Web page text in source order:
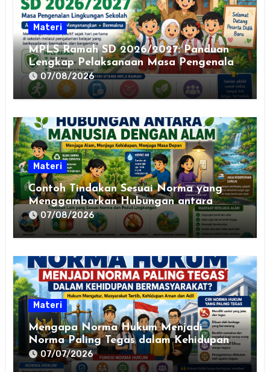
Materi
MPLS Ramah SD 2026/2027: Panduan
Lengkap Pelaksanaan Masa Pengenalan
Lingkungan Sekolah yang Aman,
Nyaman, dan Bermakna
07/08/2026
Materi
Contoh Tindakan Sesuai Norma yang
Menggambarkan Hubungan antara
Manusia dengan Alam
07/08/2026
Materi
Mengapa Norma Hukum Menjadi
Norma Paling Tegas dalam Kehidupan
Bermasyarakat? Pengertian, Ciri-Ciri,
Fungsi, dan Contohnya
07/07/2026